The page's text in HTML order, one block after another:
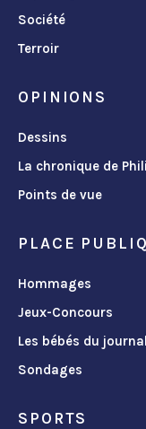
Société
Terroir
OPINIONS
Dessins
La chronique de
Points de vue
PLACE
Hommages
Jeux-Concours
Les bébés du journal
Sondages
SPORTS